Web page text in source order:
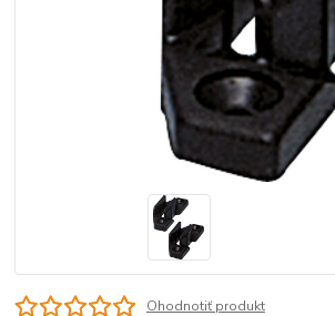
Ohodnotiť produkt